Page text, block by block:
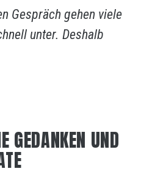
Gespräch gehen viele
unter. Deshalb
GEDANKEN UND